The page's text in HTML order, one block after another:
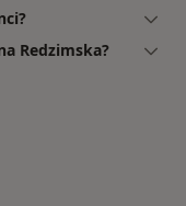
Redzimska?